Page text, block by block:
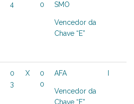
4
0
SMO
Vencedor da
Chave “E”
0
3
X
0
0
AFA
Vencedor da
Chave “F”